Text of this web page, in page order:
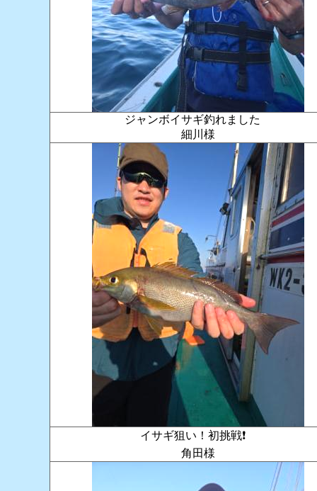
ジャンボイサギ釣れました
細川様
イサギ狙い！初挑戦❗️
角田様